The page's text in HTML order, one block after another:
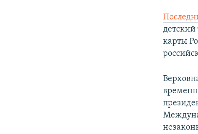
детский
карты